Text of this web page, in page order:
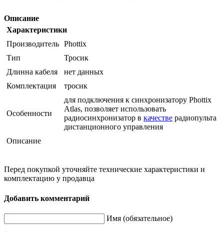
Описание
Характеристики
Производитель Phottix
Тип
Тросик
Длинна кабеля
нет данных
Комплектация
тросик
Особенности
для подключения к синхронизатору Phottix
Atlas, позволяет использовать
радиосинхронизатор в качестве радиопульта
дистанционного управления
Описание
Перед покупкой уточняйте технические характеристики и
комплектацию у продавца
Добавить комментарий
Имя (обязательное)